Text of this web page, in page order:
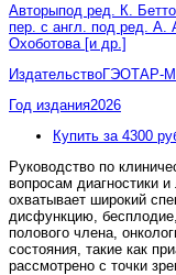
Авторыпод ред. К.
пер. с англ. под ред.
Охоботова [и др.]
ИздательствоГЭОТАР-
Год издания2026
Купить за 4300
Руководство по
вопросам диагностики
охватывает широкий
дисфункцию,
полового члена,
состояния, такие как
рассмотрено с точки